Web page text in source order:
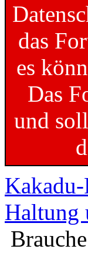
das
es
Das
und
Haltung